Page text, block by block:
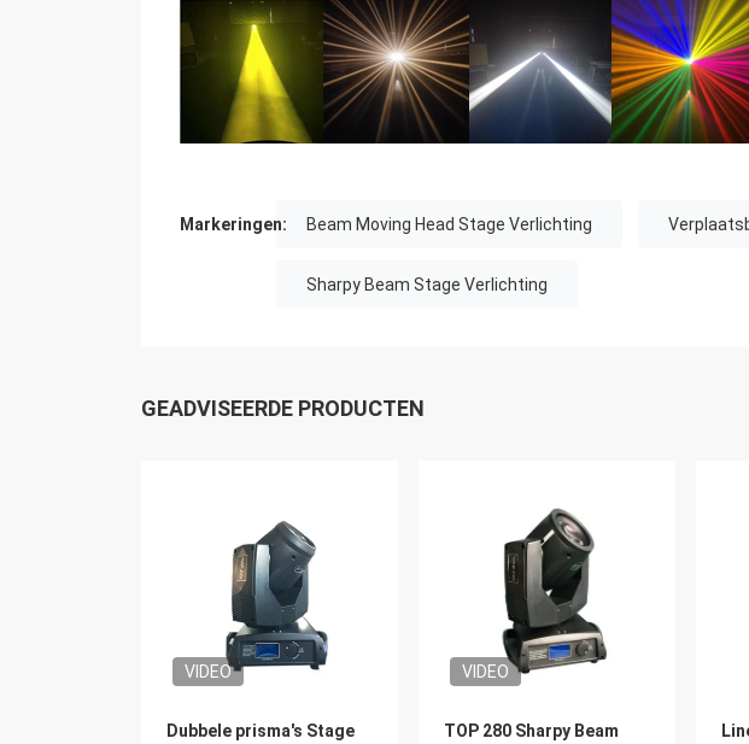
Markeringen: Beam Moving Head Stage Verlichting
Sharpy Beam Stage Verlichting
GEADVISEERDE PRODUCTEN
VIDEO
Dubbele prisma's Stage
VIDEO
TOP 280 Sharpy Beam